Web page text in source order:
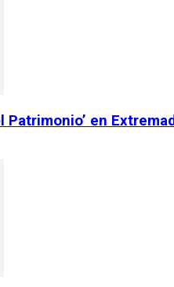
Patrimonio’ en